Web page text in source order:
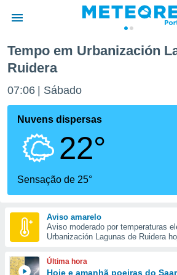
da
foi
para
fornecidas
e
digital
Tempo em Urbanización
Ruidera
07:06 Sábado
Nuvens dispersas
22°
Sensação de 25°
Aviso amarelo
Aviso moderado por temperaturas
Urbanización Lagunas de Ruidera
Última hora
Hoje e amanhã poeiras do